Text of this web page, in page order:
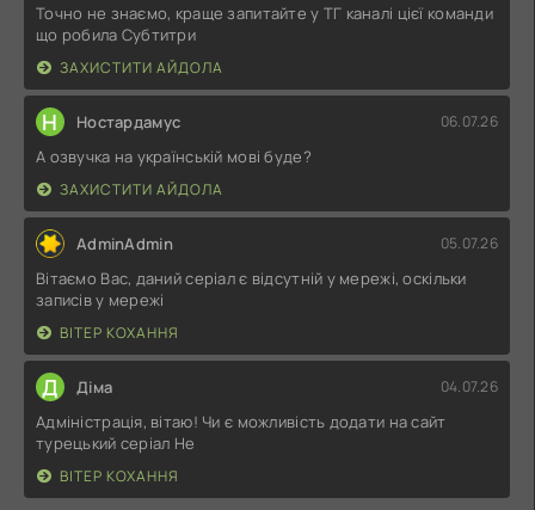
Точно не знаємо, краще запитайте у ТГ каналі цієї команди
що робила Субтитри
ЗАХИСТИТИ АЙДОЛА
Н Ностардамус 06.07.26
А озвучка на українській мові буде?
ЗАХИСТИТИ АЙДОЛА
AdminAdmin 05.07.26
Вітаємо Вас, даний серіал є відсутній у мережі, оскільки
записів у мережі
ВІТЕР КОХАННЯ
Д Діма 04.07.26
Адміністрація, вітаю! Чи є можливість додати на сайт
турецький серіал Не
ВІТЕР КОХАННЯ